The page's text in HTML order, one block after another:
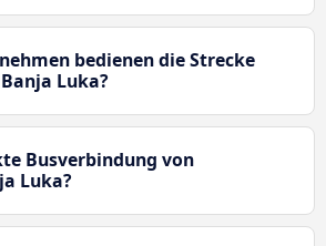
bedienen die Strecke
Luka?
Busverbindung von
Luka?